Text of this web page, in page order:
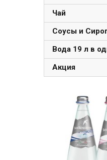
Чай
Соусы и
Вода 19 л в
Акция